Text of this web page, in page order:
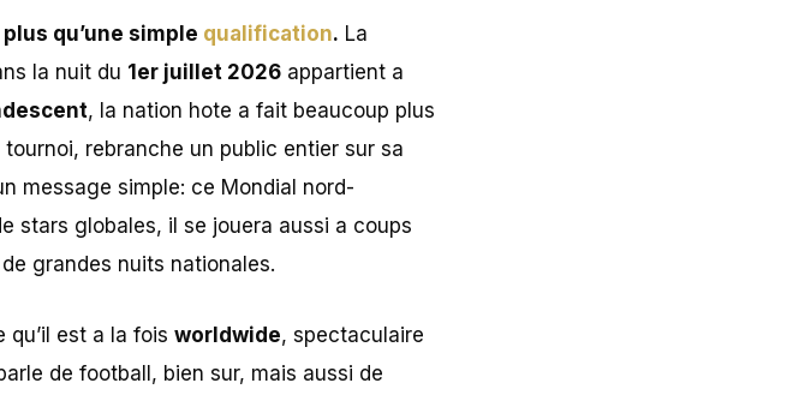
qu’une simple qualification. La
la nuit du 1er juillet 2026 appartient a
, la nation hote a fait beaucoup plus
rebranche un public entier sur sa
message simple: ce Mondial nord-
stars globales, il se jouera aussi a coups
grandes nuits nationales.
est a la fois worldwide, spectaculaire
de football, bien sur, mais aussi de